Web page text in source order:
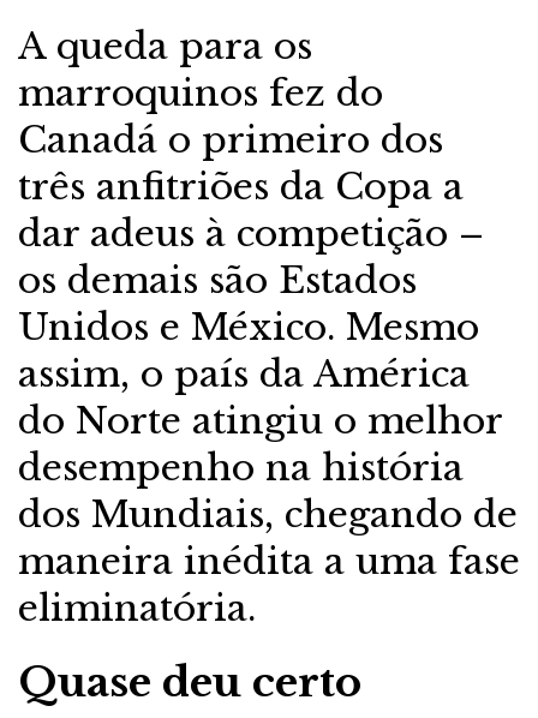
A queda para os
marroquinos fez do
Canadá o primeiro dos
três anfitriões da Copa a
dar adeus à competição –
os demais são Estados
Unidos e México. Mesmo
assim, o país da América
do Norte atingiu o melhor
desempenho na história
dos Mundiais, chegando de
maneira inédita a uma fase
eliminatória.
Quase deu certo